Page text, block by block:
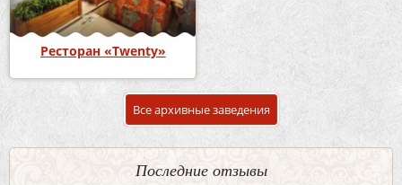
Ресторан «Twenty»
Все архивные заведения
Последние отзывы